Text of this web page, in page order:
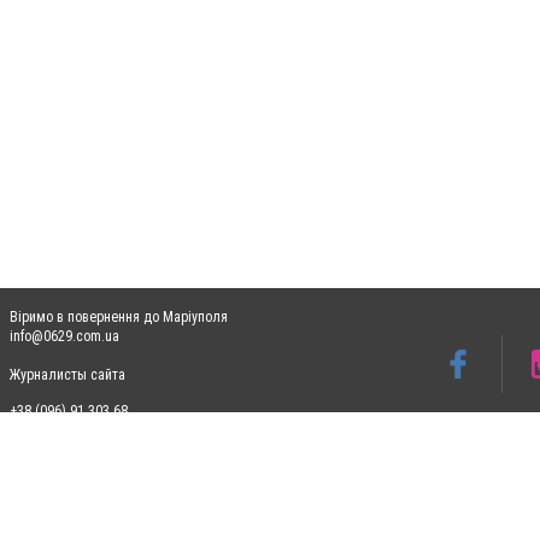
Віримо в повернення до Маріуполя
info@0629.com.ua
Журналисты сайта
+38 (096) 91 303 68